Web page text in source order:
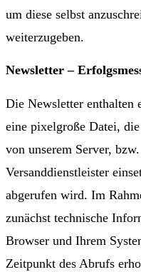
um diese selbst
weiterzugeben.
Newsletter –
Die Newsletter enthalten
eine pixelgroße Datei,
von unserem Server,
Versanddienstleister
abgerufen wird. Im
zunächst technische
Browser und Ihrem
Zeitpunkt des Abrufs